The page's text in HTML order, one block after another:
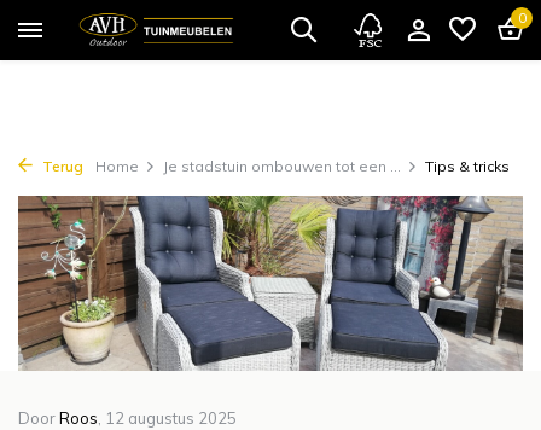
{!!% include 'snippets/cta.rain' %!!} 0
Terug Home Je stadstuin ombouwen tot een ... Tips & tricks
DoorRoos , 12 augustus 2025